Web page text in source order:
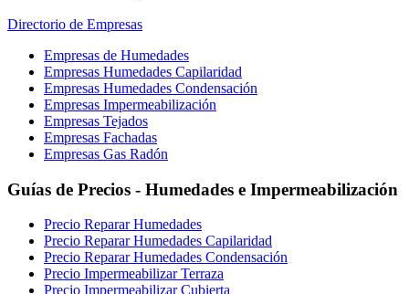
Directorio de Empresas
Empresas de Humedades
Empresas Humedades Capilaridad
Empresas Humedades Condensación
Empresas Impermeabilización
Empresas Tejados
Empresas Fachadas
Empresas Gas Radón
Guías de Precios - Humedades e Impermeabilización
Precio Reparar Humedades
Precio Reparar Humedades Capilaridad
Precio Reparar Humedades Condensación
Precio Impermeabilizar Terraza
Precio Impermeabilizar Cubierta